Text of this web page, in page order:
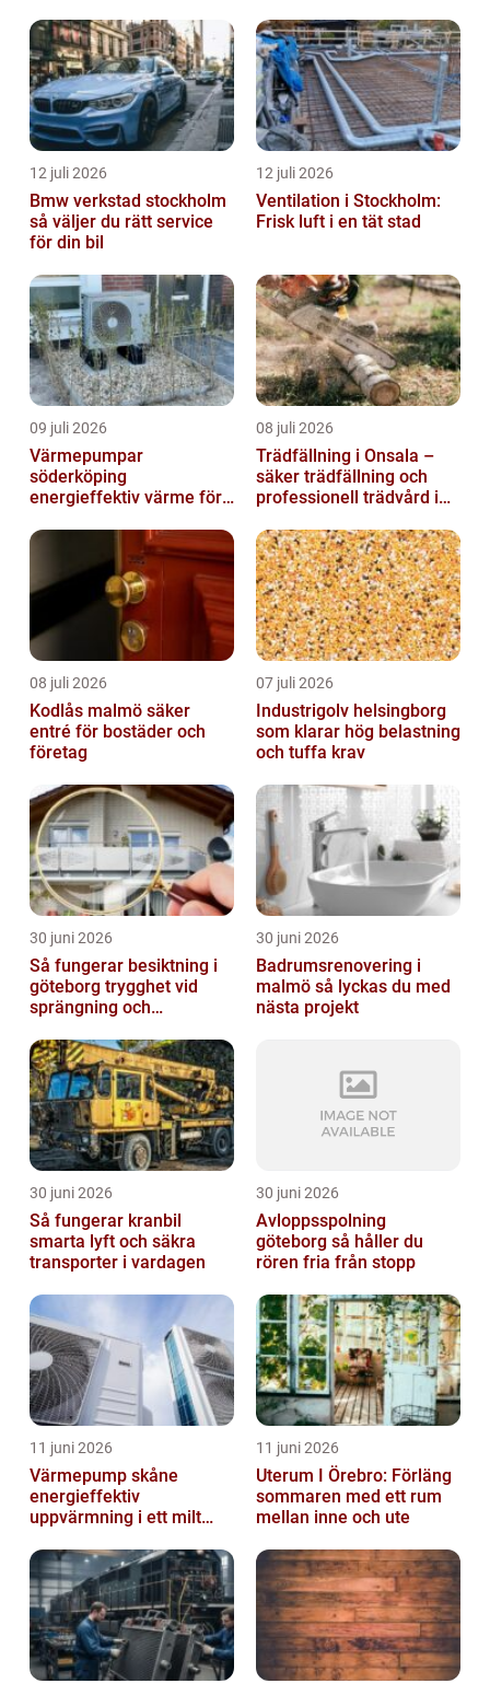
12 juli 2026
Bmw verkstad stockholm
så väljer du rätt service
för din bil
12 juli 2026
Ventilation i Stockholm:
Frisk luft i en tät stad
09 juli 2026
Värmepumpar
söderköping
energieffektiv värme för
08 juli 2026
Trädfällning i Onsala –
säker trädfällning och
professionell trädvård i
08 juli 2026
Kodlås malmö säker
entré för bostäder och
företag
07 juli 2026
Industrigolv helsingborg
som klarar hög belastning
och tuffa krav
30 juni 2026
Så fungerar besiktning i
göteborg trygghet vid
sprängning och
30 juni 2026
Badrumsrenovering i
malmö så lyckas du med
nästa projekt
30 juni 2026
Så fungerar kranbil
smarta lyft och säkra
transporter i vardagen
30 juni 2026
Avloppsspolning
göteborg så håller du
rören fria från stopp
11 juni 2026
Värmepump skåne
energieffektiv
uppvärmning i ett milt
11 juni 2026
Uterum I Örebro: Förläng
sommaren med ett rum
mellan inne och ute